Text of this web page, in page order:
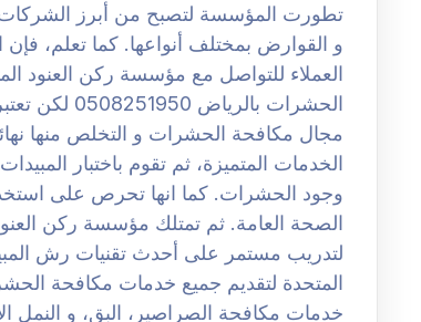
تطورت المؤسسة لتصبح من أبرز
و القوارض بمختلف أنواعها. كما تعلم، فإن
العملاء للتواصل مع مؤسسة ركن
الحشرات
مجال مكافحة الحشرات و التخلص منها
الخدمات المتميزة، ثم تقوم باختبار
وجود الحشرات. كما انها تحرص على
الصحة العامة. ثم تمتلك مؤسسة ركن
لتدريب مستمر على أحدث تقنيات رش
المتحدة لتقديم جميع خدمات مكافحة
خدمات مكافحة الصراصير، البق، و